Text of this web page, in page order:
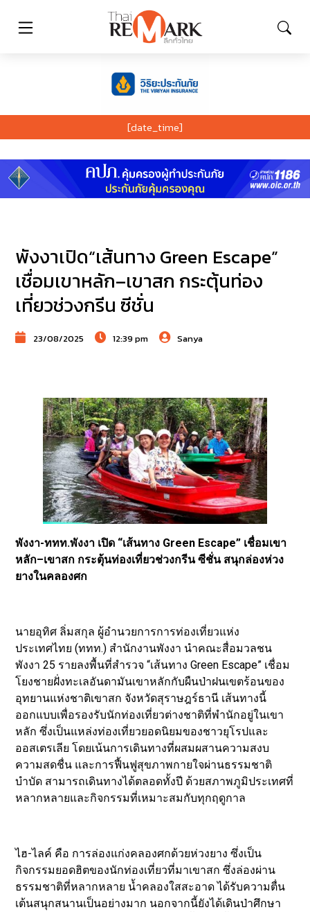
[date_time]
พังงาเปิด“เส้นทาง Green Escape”
เชื่อมเขาหลัก–เขาสก กระตุ้นท่อง
เที่ยวช่วงกรีน ซีชั่น
23/08/2025 12:39 pm Sanya
พังงา-ททท.พังงา เปิด “เส้นทาง Green Escape” เชื่อมเขา
หลัก–เขาสก กระตุ้นท่องเที่ยวช่วงกรีน ซีชั่น สนุกล่องห่วง
ยางในคลองศก
นายอุทิศ ลิ่มสกุล ผู้อำนวยการการท่องเที่ยวแห่ง
ประเทศไทย (ททท.) สำนักงานพังงา นำคณะสื่อมวลชน
พังงา 25 รายลงพื้นที่สำรวจ “เส้นทาง Green Escape” เชื่อม
โยงชายฝั่งทะเลอันดามันเขาหลักกับผืนป่าฝนเขตร้อนของ
อุทยานแห่งชาติเขาสก จังหวัดสุราษฎร์ธานี เส้นทางนี้
ออกแบบเพื่อรองรับนักท่องเที่ยวต่างชาติที่พำนักอยู่ในเขา
หลัก ซึ่งเป็นแหล่งท่องเที่ยวยอดนิยมของชาวยุโรปและ
ออสเตรเลีย โดยเน้นการเดินทางที่ผสมผสานความสงบ
ความสดชื่น และการฟื้นฟูสุขภาพกายใจผ่านธรรมชาติ
บำบัด สามารถเดินทางได้ตลอดทั้งปี ด้วยสภาพภูมิประเทศที่
หลากหลายและกิจกรรมที่เหมาะสมกับทุกฤดูกาล
ไฮ-ไลค์ คือ การล่องแก่งคลองศกด้วยห่วงยาง ซึ่งเป็น
กิจกรรมยอดฮิตของนักท่องเที่ยวที่มาเขาสก ซึ่งล่องผ่าน
ธรรมชาติที่หลากหลาย น้ำคลองใสสะอาด ได้รับความตื่น
เต้นสนุกสนานเป็นอย่างมาก นอกจากนี้ยังได้เดินป่าศึกษา